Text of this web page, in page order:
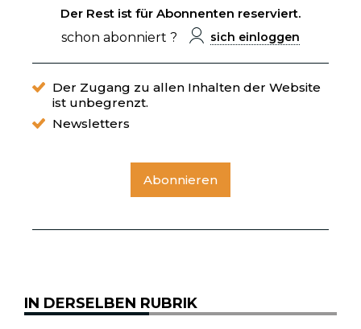
Der Rest ist für Abonnenten reserviert.
schon abonniert ?
sich einloggen
Der Zugang zu allen Inhalten der Website
ist unbegrenzt.
Newsletters
Abonnieren
IN DERSELBEN RUBRIK